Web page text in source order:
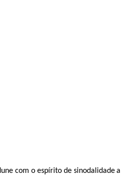
com o espírito de sinodalidade​​ a